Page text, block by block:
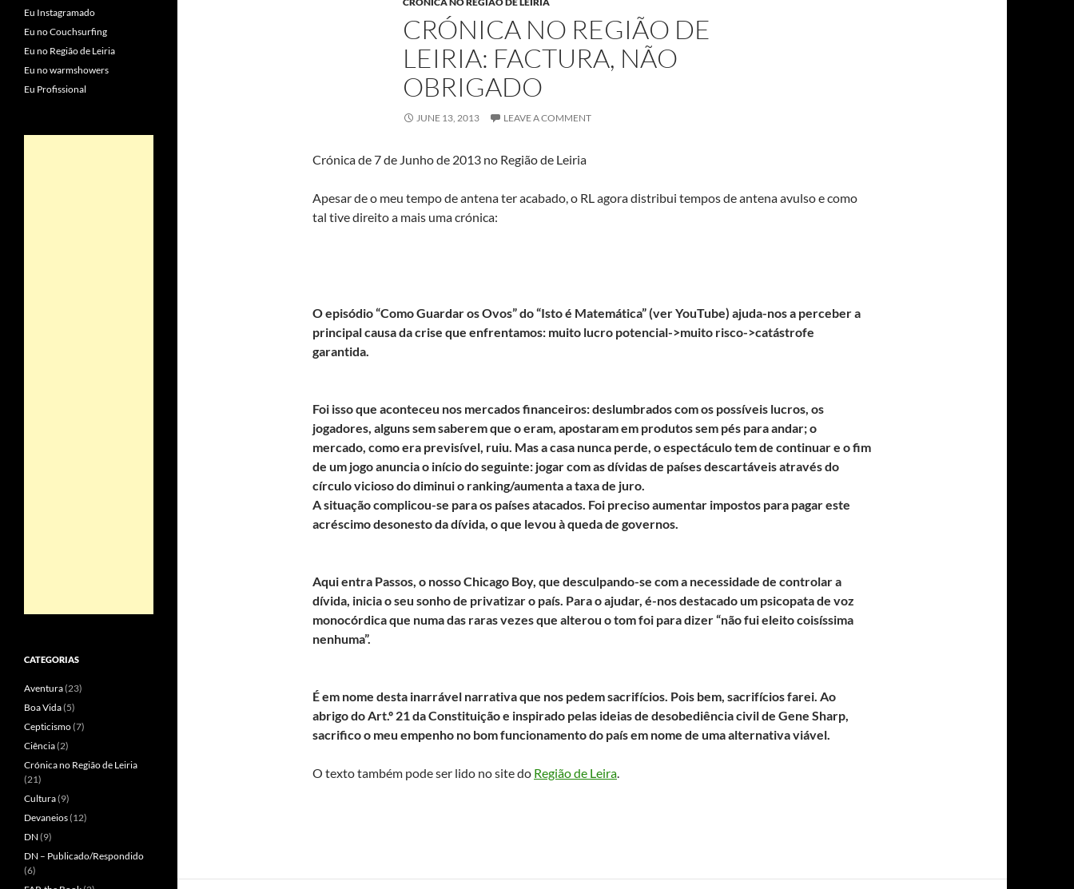
CRÓNICA NO REGIÃO DE
LEIRIA: FACTURA, NÃO
OBRIGADO
JUNE 13, 2013 LEAVE A COMMENT
Crónica de 7 de Junho de 2013 no Região de Leiria
Apesar de o meu tempo de antena ter acabado, o RL agora distribui tempos de antena avulso e como
tal tive direito a mais uma crónica:
O episódio “Como Guardar os Ovos” do “Isto é Matemática” (ver YouTube) ajuda-nos a perceber a
principal causa da crise que enfrentamos: muito lucro potencial->muito risco->catástrofe
garantida.
Foi isso que aconteceu nos mercados financeiros: deslumbrados com os possíveis lucros, os
jogadores, alguns sem saberem que o eram, apostaram em produtos sem pés para andar; o
mercado, como era previsível, ruiu. Mas a casa nunca perde, o espectáculo tem de continuar e o fim
de um jogo anuncia o início do seguinte: jogar com as dívidas de países descartáveis através do
círculo vicioso do diminui o ranking/aumenta a taxa de juro.
A situação complicou-se para os países atacados. Foi preciso aumentar impostos para pagar este
acréscimo desonesto da dívida, o que levou à queda de governos.
Aqui entra Passos, o nosso Chicago Boy, que desculpando-se com a necessidade de controlar a
dívida, inicia o seu sonho de privatizar o país. Para o ajudar, é-nos destacado um psicopata de voz
monocórdica que numa das raras vezes que alterou o tom foi para dizer “não fui eleito coisíssima
nenhuma”.
É em nome desta inarrável narrativa que nos pedem sacrifícios. Pois bem, sacrifícios farei. Ao
abrigo do Art.º 21 da Constituição e inspirado pelas ideias de desobediência civil de Gene Sharp,
sacrifico o meu empenho no bom funcionamento do país em nome de uma alternativa viável.
O texto também pode ser lido no site do Região de Leira.
Eu Instagramado
Eu no Couchsurfing
Eu no Região de Leiria
Eu no warmshowers
Eu Profissional
CATEGORIAS
Aventura(23)
Boa Vida(5)
Cepticismo(7)
Ciência(2)
Crónica no Região de Leiria
(21)
Cultura(9)
Devaneios(12)
DN (9)
DN – Publicado/Respondido
(6)